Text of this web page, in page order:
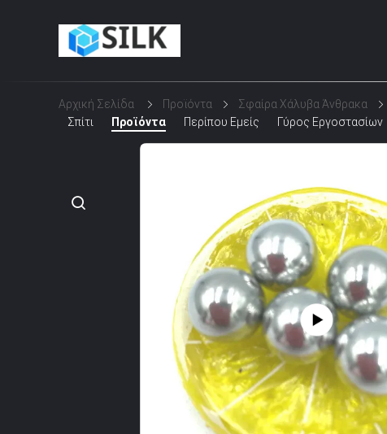
Σπίτι Προϊόντα Περίπου Εμείς Γύρος Εργοστασίων
Αρχική Σελίδα Προϊόντα Σφαίρα Χάλυβα Άνθρακα